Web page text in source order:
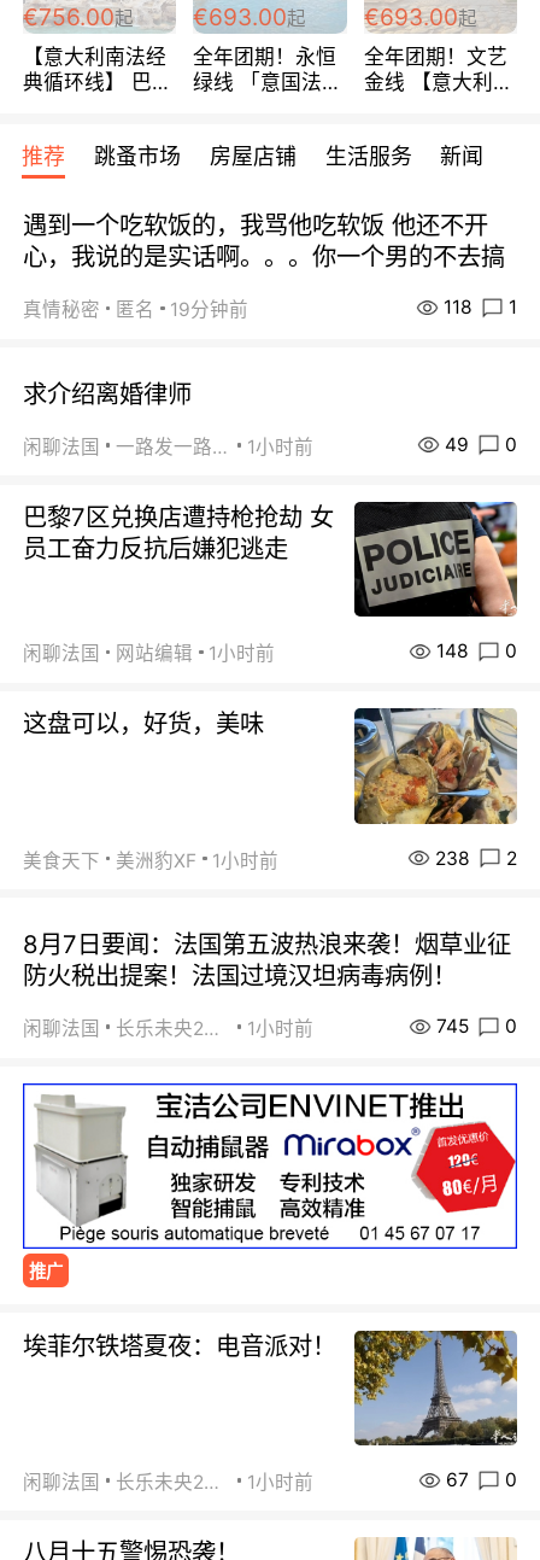
€756.00起
【意大利南法经
典循环线】 巴黎
宾馆 108欧/天起
全程756欧/位
€693.00起
全年团期！永恒
绿线 「意国法
欧/天起 ~包拼房
€693.00起
全年团期！文艺
金线 【意大利一
每周铁发！
推荐 跳蚤市场 房屋店铺 生活服务 新闻
遇到一个吃软饭的，我骂他吃软饭 他还不开
心，我说的是实话啊。。。你一个男的不去搞
真情秘密 匿名 19分钟前 118 1
求介绍离婚律师
闲聊法国 一路发一路发 1小时前 49 0
巴黎7区兑换店遭持枪抢劫 女
员工奋力反抗后嫌犯逃走
闲聊法国 网站编辑 1小时前 148 0
这盘可以，好货，美味
美食天下 美洲豹XF 1小时前 238 2
8月7日要闻：法国第五波热浪来袭！烟草业征
防火税出提案！法国过境汉坦病毒病例！
闲聊法国 长乐未央2015 1小时前 745 0
推广
埃菲尔铁塔夏夜：电音派对！
闲聊法国 长乐未央2015 1小时前 67 0
八月十五警惕恐袭！